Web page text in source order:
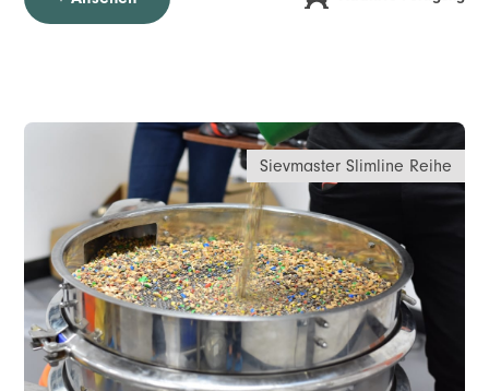
Sievmaster Slimline Reihe